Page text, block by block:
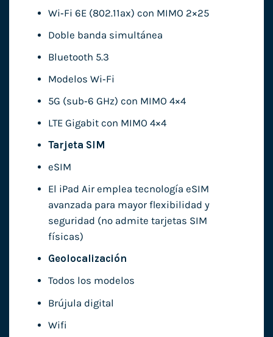
Wi‑Fi 6E (802.11ax) con MIMO 2×25
Doble banda simultánea
Bluetooth 5.3
Modelos Wi‑Fi
5G (sub‑6 GHz) con MIMO 4×4
LTE Gigabit con MIMO 4×4
Tarjeta SIM
eSIM
El iPad Air emplea tecnología eSIM
avanzada para mayor flexibilidad y
seguridad (no admite tarjetas SIM
físicas)
Geolocalización
Todos los modelos
Brújula digital
Wifi